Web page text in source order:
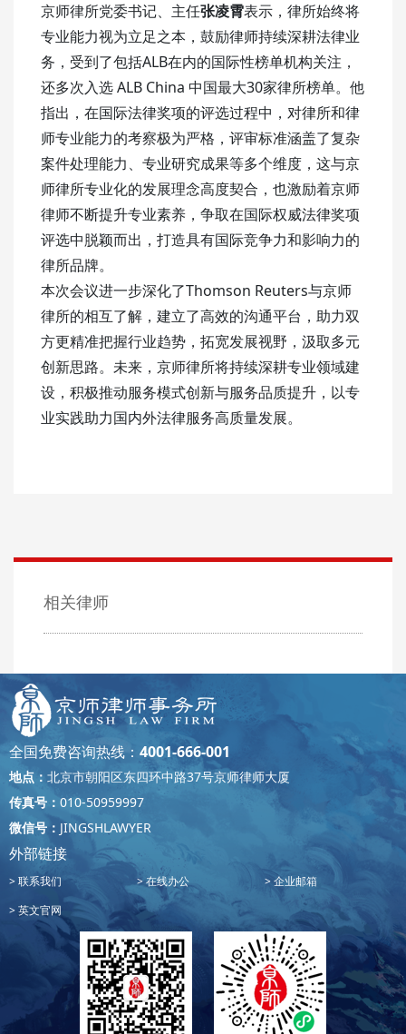
京师律所党委书记、主任张凌霄表示，律所始终将
专业能力视为立足之本，鼓励律师持续深耕法律业
务，受到了包括ALB在内的国际性榜单机构关注，
还多次入选 ALB China 中国最大30家律所榜单。他
指出，在国际法律奖项的评选过程中，对律所和律
师专业能力的考察极为严格，评审标准涵盖了复杂
案件处理能力、专业研究成果等多个维度，这与京
师律所专业化的发展理念高度契合，也激励着京师
律师不断提升专业素养，争取在国际权威法律奖项
评选中脱颖而出，打造具有国际竞争力和影响力的
律所品牌。
本次会议进一步深化了Thomson Reuters与京师
律所的相互了解，建立了高效的沟通平台，助力双
方更精准把握行业趋势，拓宽发展视野，汲取多元
创新思路。未来，京师律所将持续深耕专业领域建
设，积极推动服务模式创新与服务品质提升，以专
业实践助力国内外法律服务高质量发展。
相关律师
全国免费咨询热线： 4001-666-001
地点： 北京市朝阳区东四环中路37号京师律师大厦
传真号： 010-50959997
微信号： JINGSHLAWYER
外部链接
联系我们 在线办公
企业邮箱
英文官网